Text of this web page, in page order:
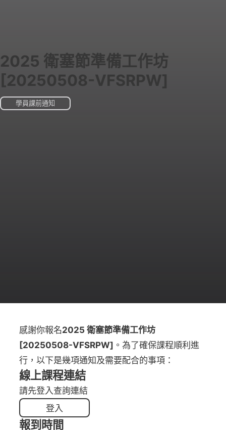
2025 衛塞節準備工作坊
[20250508-VFSRPW]
學員課前通知
感謝你報名2025 衛塞節準備工作坊
[20250508-VFSRPW] 。為了確保課程順利進
行，以下是幾項通知及需要配合的事項：
線上課程連結
請先登入查詢連結
登入
報到時間